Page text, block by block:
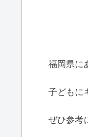
福岡県に
子どもに
ぜひ参考